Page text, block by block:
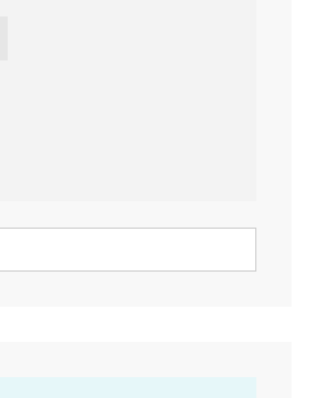
arriba y abajo de 1,4 mm,